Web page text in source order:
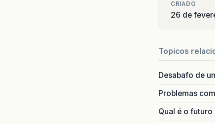
CRIADO
26 de
Topicos
Desabafo de
Problemas
Qual é o